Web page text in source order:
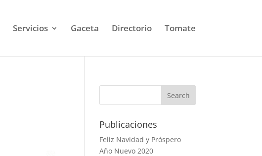
Servicios Gaceta Directorio Tomate
Publicaciones
Feliz Navidad y Próspero
Año Nuevo 2020